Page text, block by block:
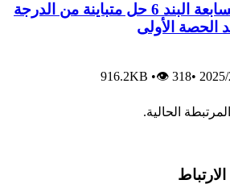
ورقة عمل الوحدة السابعة البند 6 حل متباينة من الدرجة
الأولى
916.2KB • 👁